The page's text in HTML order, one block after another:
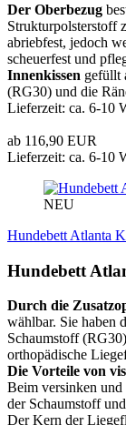
Der Oberbezug
Strukturpolsterstoff
abriebfest, jedoch
scheuerfest und
Innenkissen gefüllt
(RG30) und die
Lieferzeit: ca. 6-10
ab 116,90 EUR
Lieferzeit: ca. 6-10
NEU
Hundebett Atlanta
Hundebett
Durch die
wählbar. Sie haben
Schaumstoff
orthopädische
Die Vorteile von
Beim versinken
der Schaumstoff
Der Kern der